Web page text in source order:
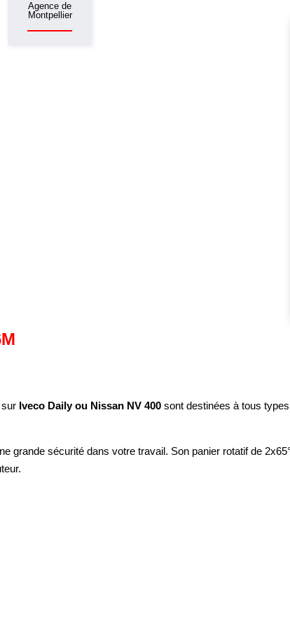
Agence de
Montpellier
Iveco Daily ou Nissan NV 400 sont destinées à tous
grande sécurité dans votre travail. Son panier rotatif de